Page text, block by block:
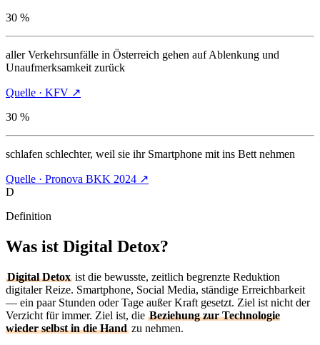
30 %
aller Verkehrsunfälle in Österreich gehen auf Ablenkung und
Unaufmerksamkeit zurück
Quelle · KFV ↗
30 %
schlafen schlechter, weil sie ihr Smartphone mit ins Bett nehmen
Quelle · Pronova BKK 2024 ↗
D
Definition
Was ist Digital Detox?
Digital Detoxist die bewusste, zeitlich begrenzte Reduktion
digitaler Reize. Smartphone, Social Media, ständige Erreichbarkeit
— ein paar Stunden oder Tage außer Kraft gesetzt. Ziel ist nicht der
Verzicht für immer. Ziel ist, die Beziehung zur Technologie
wieder selbst in die Handzu nehmen.